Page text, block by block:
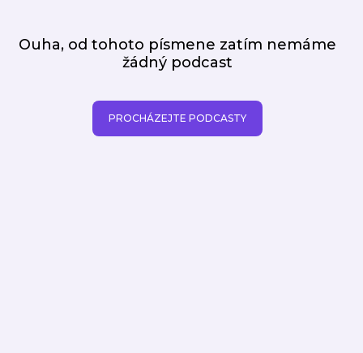
Ouha, od tohoto písmene zatím nemáme
žádný podcast
PROCHÁZEJTE PODCASTY